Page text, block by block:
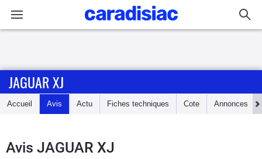
Accueil
Essais
JAGUAR XJ
Accueil Avis Actu Fiches techniques Cote Annonces
Avis JAGUAR XJ